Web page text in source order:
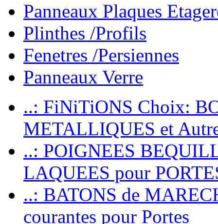
Panneaux Plaques
Plinthes /Profils
Fenetres /Persiennes
Panneaux Verre
..: FiNiTiONS Choix:
METALLIQUES et
..: POIGNEES
LAQUEES pour
..: BATONS de
courantes pour Portes